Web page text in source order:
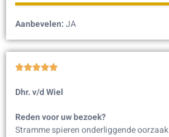
Aanbevelen:JA

Dhr. v/d Wiel
Reden voor uw bezoek?
Stramme spieren onderliggende oorzaak